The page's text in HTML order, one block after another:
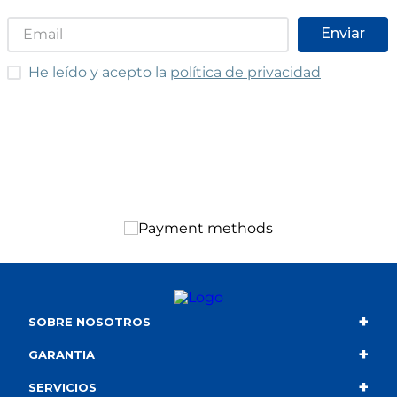
Enviar
He leído y acepto las condiciones
He leído y acepto la política de privacidad
SOBRE NOSOTROS +
Contacto
Quiénes somos
GARANTIA +
Condiciones de compra
SERVICIOS +